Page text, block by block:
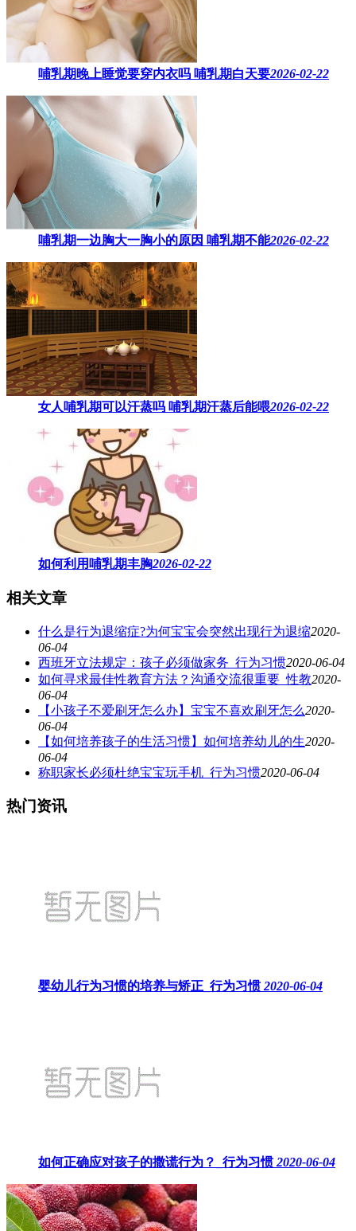
哺乳期晚上睡觉要穿内衣吗​ 哺乳期白天要2026-02-22
哺乳期一边胸大一胸小的原因​ 哺乳期不能2026-02-22
女人哺乳期可以汗蒸吗 ​哺乳期汗蒸后能喂2026-02-22
如何利用哺乳期丰胸2026-02-22
相关文章
什么是行为退缩症?为何宝宝会突然出现行为退缩2020-
06-04
西班牙立法规定：孩子必须做家务_行为习惯2020-06-04
如何寻求最佳性教育方法？沟通交流很重要_性教2020-
06-04
【小孩子不爱刷牙怎么办】宝宝不喜欢刷牙怎么2020-
06-04
【如何培养孩子的生活习惯】如何培养幼儿的生2020-
06-04
称职家长必须杜绝宝宝玩手机_行为习惯2020-06-04
热门资讯
婴幼儿行为习惯的培养与矫正_行为习惯 2020-06-04
如何正确应对孩子的撒谎行为？_行为习惯 2020-06-04